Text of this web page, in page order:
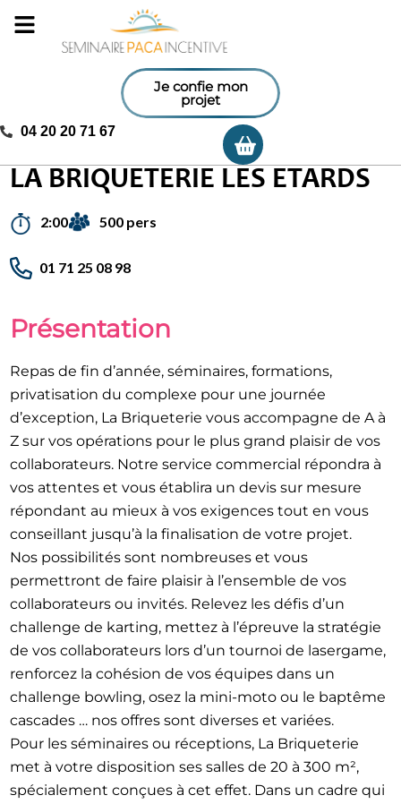
Je confie mon
projet
04 20 20 71 67
La Briqueterie Les Etards
LA BRIQUETERIE LES ETARDS
2:00 500 pers
01 71 25 08 98
Présentation
Repas de fin d’année, séminaires, formations,
privatisation du complexe pour une journée
d’exception, La Briqueterie vous accompagne de A à
Z sur vos opérations pour le plus grand plaisir de vos
collaborateurs. Notre service commercial répondra à
vos attentes et vous établira un devis sur mesure
répondant au mieux à vos exigences tout en vous
conseillant jusqu’à la finalisation de votre projet.
Nos possibilités sont nombreuses et vous
permettront de faire plaisir à l’ensemble de vos
collaborateurs ou invités. Relevez les défis d’un
challenge de karting, mettez à l’épreuve la stratégie
de vos collaborateurs lors d’un tournoi de lasergame,
renforcez la cohésion de vos équipes dans un
challenge bowling, osez la mini-moto ou le baptême
cascades … nos offres sont diverses et variées.
Pour les séminaires ou réceptions, La Briqueterie
met à votre disposition ses salles de 20 à 300 m²,
spécialement conçues à cet effet. Dans un cadre qui